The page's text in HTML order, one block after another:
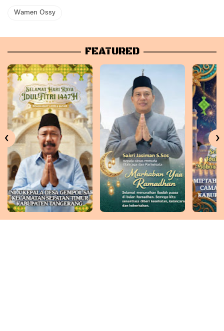
Wamen Ossy
FEATURED
‹ ›